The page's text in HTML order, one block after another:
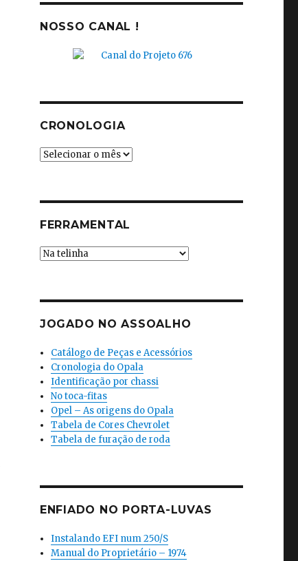
NOSSO CANAL !
CRONOLOGIA
Cronologia
FERRAMENTAL
Ferramental
JOGADO NO ASSOALHO
Catálogo de Peças e Acessórios
Cronologia do Opala
Identificação por chassi
No toca-fitas
Opel – As origens do Opala
Tabela de Cores Chevrolet
Tabela de furação de roda
ENFIADO NO PORTA-LUVAS
Instalando EFI num 250/S
Manual do Proprietário – 1974